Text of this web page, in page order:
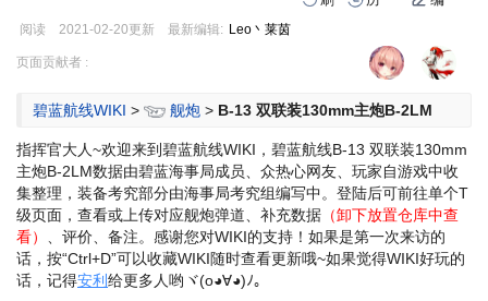
阅读 2021-02-20更新 最新编辑: Leo丶莱茵
跳
跳
页面贡献者 :
碧蓝航线WIKI > 舰炮 > B-13 双联装130mm主炮B-2LM
指挥官大人~欢迎来到碧蓝航线WIKI，碧蓝航线B-13 双联装130mm
主炮B-2LM数据由碧蓝海事局成员、众热心网友、玩家自游戏中收
集整理，装备考究部分由海事局考究组编写中。登陆后可前往单个T
级页面，查看或上传对应舰炮弹道、补充数据 （卸下放置仓库中查
看） 、评价、备注。感谢您对WIKI的支持！ 如果是第一次来访的
话，按“Ctrl+D”可以收藏WIKI随时查看更新哦~如果觉得WIKI好玩的
话，记得安利 给更多人哟ヾ(o◕∀◕)ﾉ。